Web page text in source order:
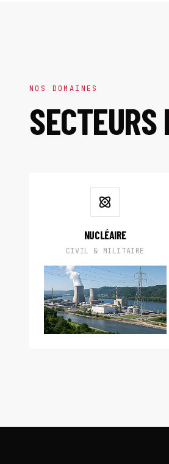
NOS DOMAINES
NUCLÉAIRE
CIVIL & MILITAIRE